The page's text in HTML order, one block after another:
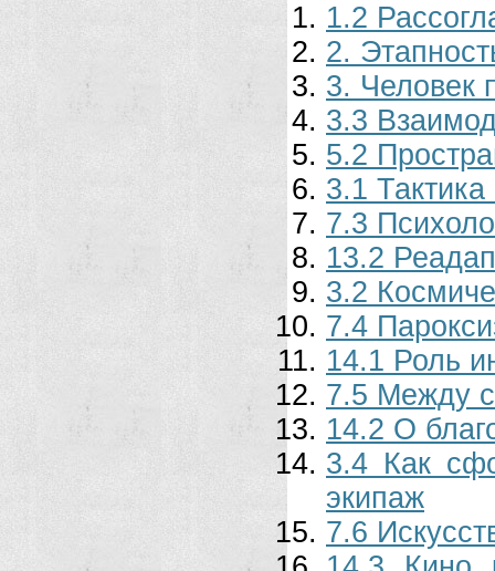
1.2
2.
3. Человек
3.3
5.2
3.1
7.3
13.2
3.2
7.4
14.1 Роль
7.5 Между
14.2 О
3.4 Как
экипаж
7.6